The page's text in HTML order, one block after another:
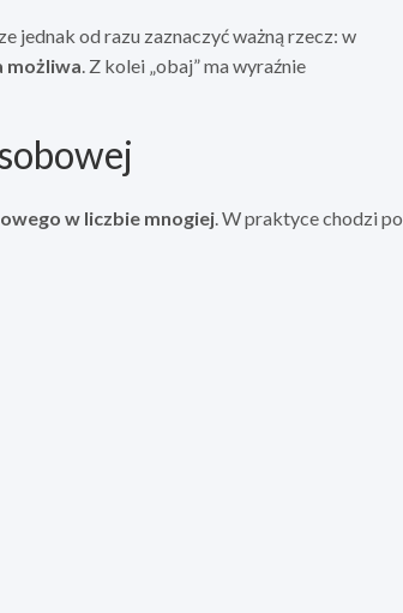
jednak od razu zaznaczyć ważną rzecz: w
możliwa. Z kolei „obaj” ma wyraźnie
w liczbie mnogiej. W praktyce chodzi po